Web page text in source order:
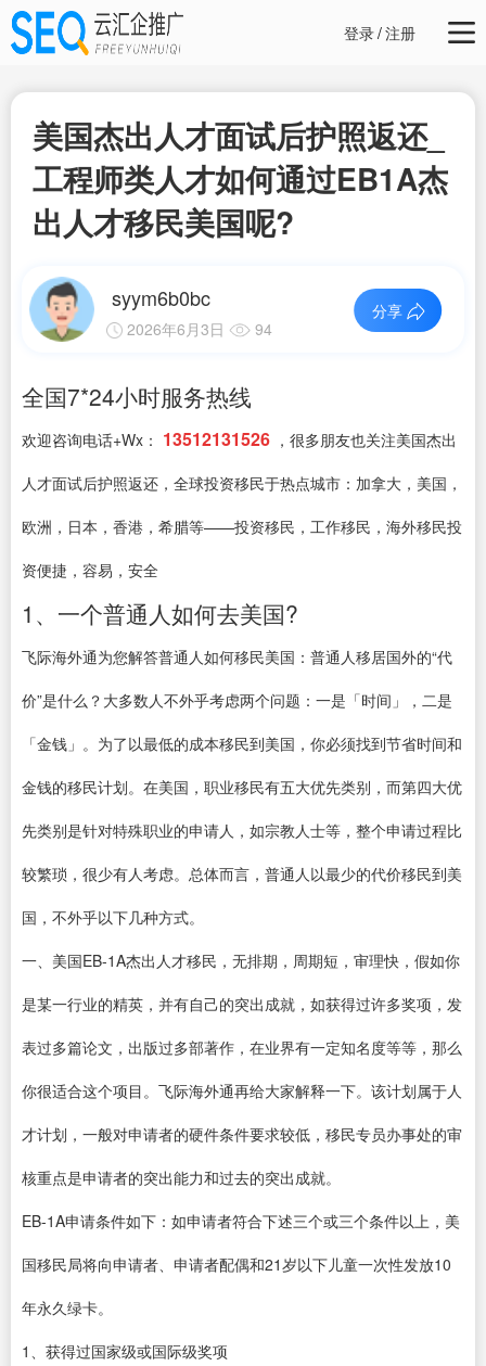
登录/注册
美国杰出人才面试后护照返还_
工程师类人才如何通过EB1A杰
出人才移民美国呢?
syym6b0bc
2026年6月3日 94
分享
全国7*24小时服务热线
欢迎咨询电话+Wx： 13512131526 ，很多朋友也关注美国杰出
人才面试后护照返还，全球投资移民于热点城市：加拿大，美国，
欧洲，日本，香港，希腊等——投资移民，工作移民，海外移民投
资便捷，容易，安全
1、一个普通人如何去美国?
飞际海外通为您解答普通人如何移民美国：普通人移居国外的“代
价”是什么？大多数人不外乎考虑两个问题：一是「时间」，二是
「金钱」。为了以最低的成本移民到美国，你必须找到节省时间和
金钱的移民计划。在美国，职业移民有五大优先类别，而第四大优
先类别是针对特殊职业的申请人，如宗教人士等，整个申请过程比
较繁琐，很少有人考虑。总体而言，普通人以最少的代价移民到美
国，不外乎以下几种方式。
一、美国EB-1A杰出人才移民，无排期，周期短，审理快，假如你
是某一行业的精英，并有自己的突出成就，如获得过许多奖项，发
表过多篇论文，出版过多部著作，在业界有一定知名度等等，那么
你很适合这个项目。飞际海外通再给大家解释一下。该计划属于人
才计划，一般对申请者的硬件条件要求较低，移民专员办事处的审
核重点是申请者的突出能力和过去的突出成就。
EB-1A申请条件如下：如申请者符合下述三个或三个条件以上，美
国移民局将向申请者、申请者配偶和21岁以下儿童一次性发放10
年永久绿卡。
1、获得过国家级或国际级奖项